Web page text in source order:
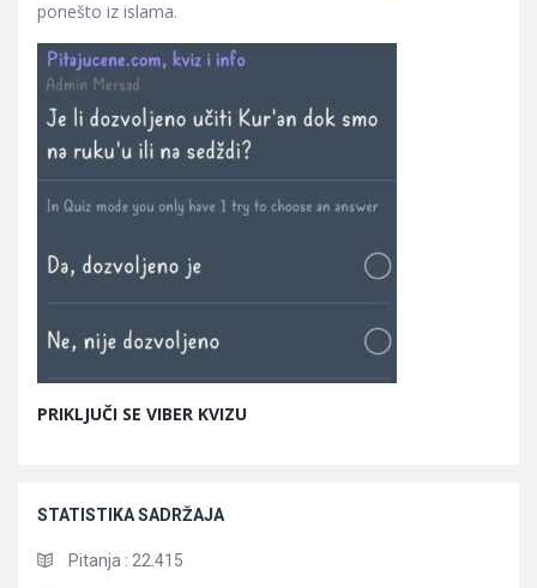
ponešto iz islama.
PRIKLJUČI SE VIBER KVIZU
STATISTIKA SADRŽAJA
Pitanja : 22.415